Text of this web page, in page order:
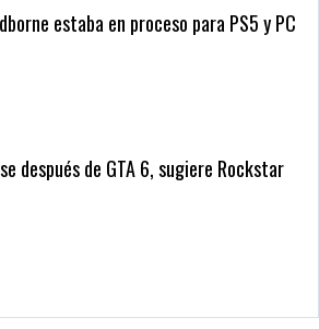
estaba en proceso para PS5 y PC
después de GTA 6, sugiere Rockstar
detalles de Resident Evil 9